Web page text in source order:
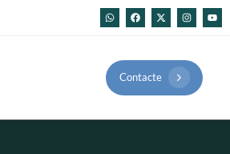
Contacte